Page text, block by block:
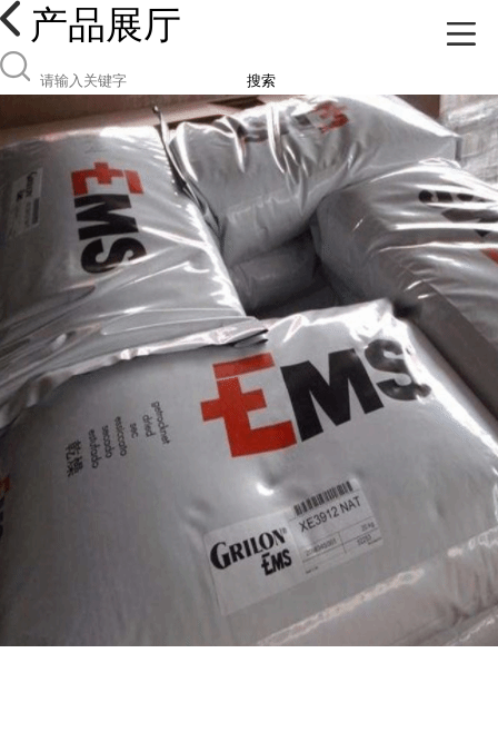
产品展厅
搜索